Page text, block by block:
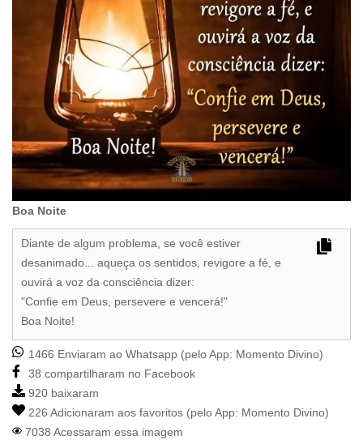
Boa Noite
Diante de algum problema, se você estiver
desanimado... aqueça os sentidos, revigore a fé, e
ouvirá a voz da consciência dizer:
"Confie em Deus, persevere e vencerá!"
Boa Noite!
1466 Enviaram ao Whatsapp (pelo App: Momento Divino)
38 compartilharam no Facebook
920 baixaram
226 Adicionaram aos favoritos (pelo App: Momento Divino)
7038 Acessaram essa imagem